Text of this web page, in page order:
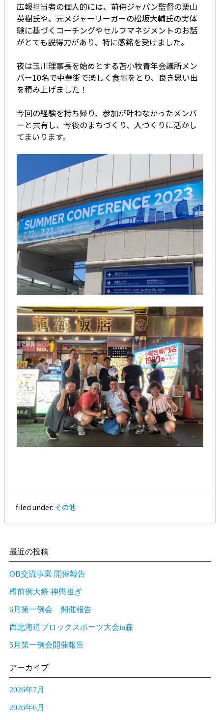
広報担当者の個人的には、前侍ジャパン監督の栗山
英樹氏や、元メジャーリーガーの松坂大輔氏の実体
験に基づくコーチングやセルフマネジメントのお話
がとても説得力があり、特に感銘を受けました。
夜は玉川理事長を始めとする苫小牧青年会議所メン
バー10名で中華街で楽しく食事をとり、良き思い出
を積み上げました！
今回の経験を持ち帰り、参加が叶わなかったメンバ
ーと共有し、今後のまちづくり、人づくりに活かし
てまいります。
filed under: その他
最近の投稿
OB交流事業 開催報告
樽前例大祭 神輿担ぎ
6月第一例会 開催報告
西北海道ブロックスポーツ大会in森
5月第一例会開催報告
アーカイブ
2026年7月
2026年6月